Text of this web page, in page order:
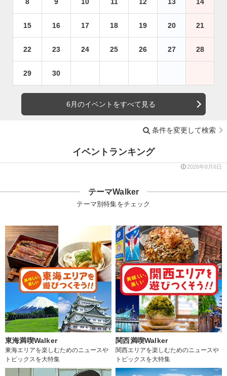
15 16 17 18 19 20 21
22 23 24 25 26 27 28
29 30
6月のイベントをすべて見る
条件を変更して検索
イベントランキング
2026年8月6日
テーマWalker
テーマ別特集をチェック
東海満喫Walker
東海エリアを楽しむためのニュースや
トピックスを大特集
関西満喫Walker
関西エリアを楽しむためのニュースや
トピックスを大特集